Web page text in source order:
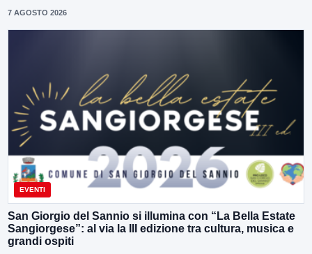
7 AGOSTO 2026
EVENTI
San Giorgio del Sannio si illumina con “La Bella Estate
Sangiorgese”: al via la III edizione tra cultura, musica e
grandi ospiti